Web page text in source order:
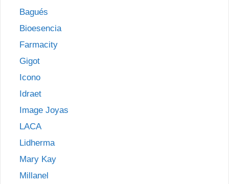
Bagués
Bioesencia
Farmacity
Gigot
Icono
Idraet
Image Joyas
LACA
Lidherma
Mary Kay
Millanel